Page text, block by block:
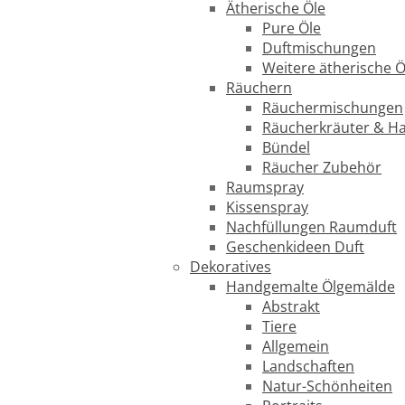
Ätherische Öle
Pure Öle
Duftmischungen
Weitere ätherische
Räuchern
Räuchermischungen
Räucherkräuter &
Bündel
Räucher Zubehör
Raumspray
Kissenspray
Nachfüllungen Raumduft
Geschenkideen Duft
Dekoratives
Handgemalte Ölgemälde
Abstrakt
Tiere
Allgemein
Landschaften
Natur-Schönheiten